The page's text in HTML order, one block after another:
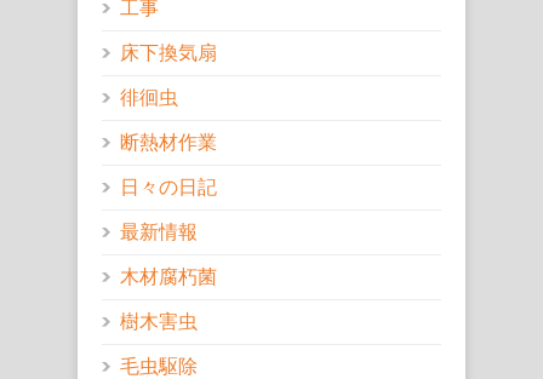
工事
床下換気扇
徘徊虫
断熱材作業
日々の日記
最新情報
木材腐朽菌
樹木害虫
毛虫駆除